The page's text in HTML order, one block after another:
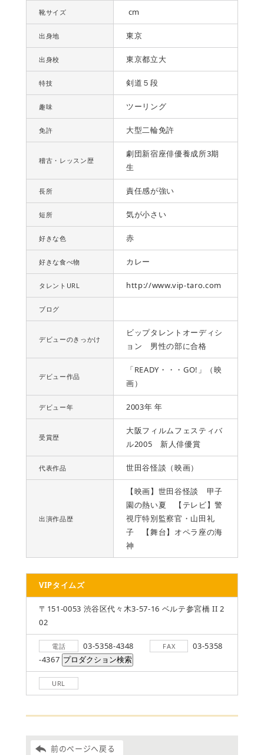
靴サイズ cm
出身地 東京
出身校 東京都立大
特技 剣道５段
趣味 ツーリング
免許 大型二輪免許
稽古・レッスン歴
劇団新宿座俳優養成所3期
生
長所 責任感が強い
短所 気が小さい
好きな色 赤
好きな食べ物 カレー
タレントURL http://www.vip-taro.com
ブログ
デビューのきっかけ
ビップタレントオーディシ
ョン 男性の部に合格
デビュー作品
「READY・・・GO!」（映
画）
デビュー年 2003年 年
受賞歴
大阪フィルムフェスティバ
ル2005 新人俳優賞
代表作品 世田谷怪談（映画）
出演作品歴
【映画】世田谷怪談 甲子
園の熱い夏 【テレビ】警
視庁特別監察官・山田礼
子 【舞台】オペラ座の海
神
VIPタイムズ
〒151-0053 渋谷区代々木3-57-16 ベルテ参宮橋 II 2
02
電話 03-5358-4348 FAX
03-5358
-4367
URL
前のページへ戻る